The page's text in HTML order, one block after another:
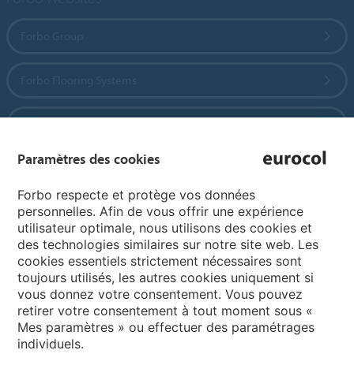
Pages de langue
Choisissez votre langue
My Forbo
Inspiration et références
Paramètres des cookies
Forbo respecte et protège vos données
personnelles. Afin de vous offrir une expérience
utilisateur optimale, nous utilisons des cookies et
des technologies similaires sur notre site web. Les
cookies essentiels strictement nécessaires sont
toujours utilisés, les autres cookies uniquement si
vous donnez votre consentement. Vous pouvez
retirer votre consentement à tout moment sous «
Mes paramètres » ou effectuer des paramétrages
individuels.